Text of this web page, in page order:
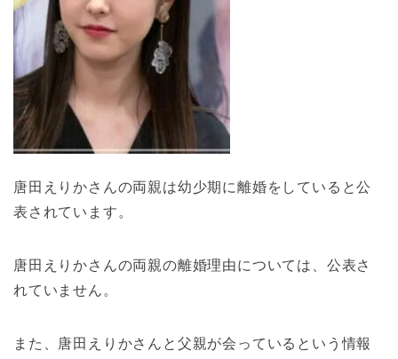
唐田えりかさんの両親は幼少期に離婚をしていると公
表されています。
唐田えりかさんの両親の離婚理由については、公表さ
れていません。
また、唐田えりかさんと父親が会っているという情報